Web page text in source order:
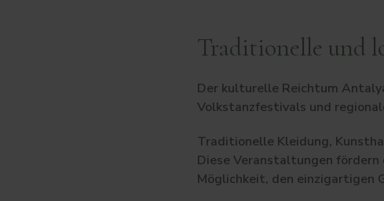
Traditionelle und
Der kulturelle Reichtum
Volkstanzfestivals und
Traditionelle Kleidung,
Diese Veranstaltungen fördern
Möglichkeit, den einzigartigen